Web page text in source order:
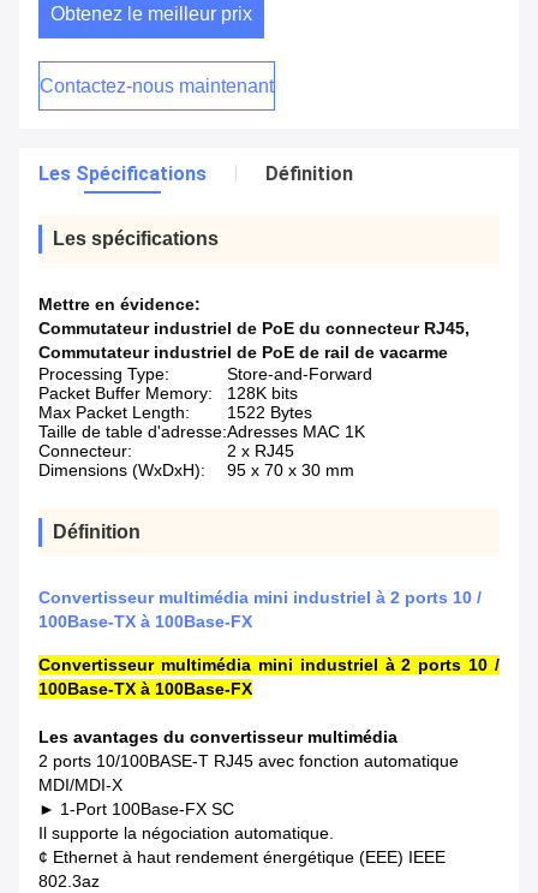
Obtenez le meilleur prix
Contactez-nous maintenant
Les Spécifications Définition
Les spécifications
Mettre en évidence:
Commutateur industriel de PoE du connecteur RJ45,
Commutateur industriel de PoE de rail de vacarme
Processing Type:
Store-and-Forward
Packet Buffer Memory:
128K bits
Max Packet Length:
1522 Bytes
Taille de table d'adresse:Adresses MAC 1K
Connecteur:
2 x RJ45
Dimensions (WxDxH):
95 x 70 x 30 mm
Définition
Convertisseur multimédia mini industriel à 2 ports 10 /
100Base-TX à 100Base-FX
Convertisseur multimédia mini industriel à 2 ports 10 /
100Base-TX à 100Base-FX
Les avantages du convertisseur multimédia
2 ports 10/100BASE-T RJ45 avec fonction automatique
MDI/MDI-X
► 1-Port 100Base-FX SC
Il supporte la négociation automatique.
¢ Ethernet à haut rendement énergétique (EEE) IEEE
802.3az